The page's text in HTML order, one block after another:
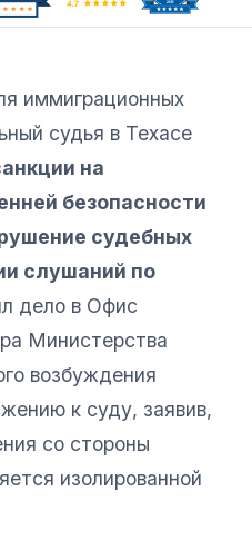
иммиграционных
судья в Техасе
на
безопасности
судебных
слушаний по
дело в Офис
Министерства
возбуждения
к суду, заявив,
со стороны
изолированной